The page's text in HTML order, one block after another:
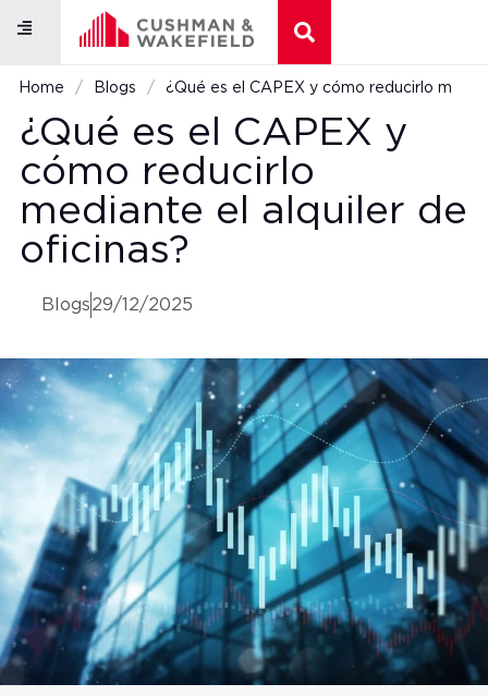
Home / Blogs / ¿Qué es el CAPEX y cómo reducirlo
¿Qué es el CAPEX y
cómo reducirlo
mediante el alquiler de
oficinas?
Blogs29/12/2025